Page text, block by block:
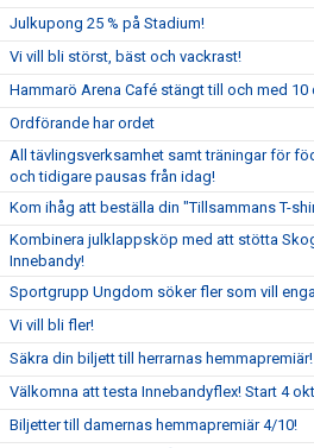
Julkupong 25 % på Stadium!
Vi vill bli störst, bäst och vackrast!
Hammarö Arena Café stängt till och med 10
Ordförande har ordet
All tävlingsverksamhet samt träningar för
och tidigare pausas från idag!
Kom ihåg att beställa din "Tillsammans T-
Kombinera julklappsköp med att stötta
Innebandy!
Sportgrupp Ungdom söker fler som vill
Vi vill bli fler!
Säkra din biljett till herrarnas hemmapremiär!
Välkomna att testa Innebandyflex! Start 4
Biljetter till damernas hemmapremiär 4/10!